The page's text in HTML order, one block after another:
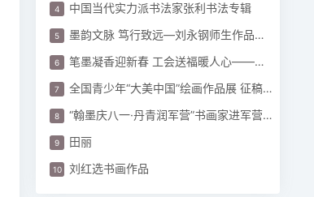
中国当代实力派书法家张利书法专辑
墨韵文脉 笃行致远—刘永钢师生作品展在顺义区文化馆举行
笔墨凝香迎新春 工会送福暖人心——体育博览公司工会开展“迎新春 春联”活动
全国青少年“大美中国”绘画作品展 征稿启事
“翰墨庆八一·丹青润军营”书画家进军营活动圆满
田丽
刘红选书画作品